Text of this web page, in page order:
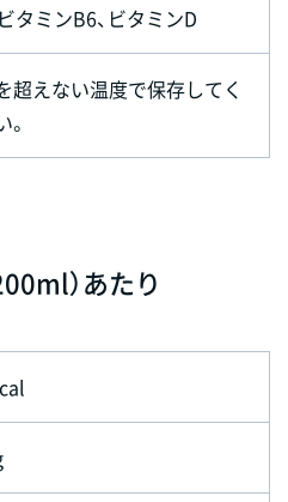
ビタミンB6、ビタミンD
超えない温度で保存してく
）あたり